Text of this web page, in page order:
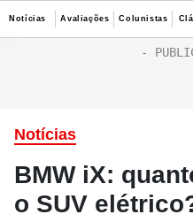
Notícias Avaliações Colunistas
Notícias
BMW iX:
o SUV